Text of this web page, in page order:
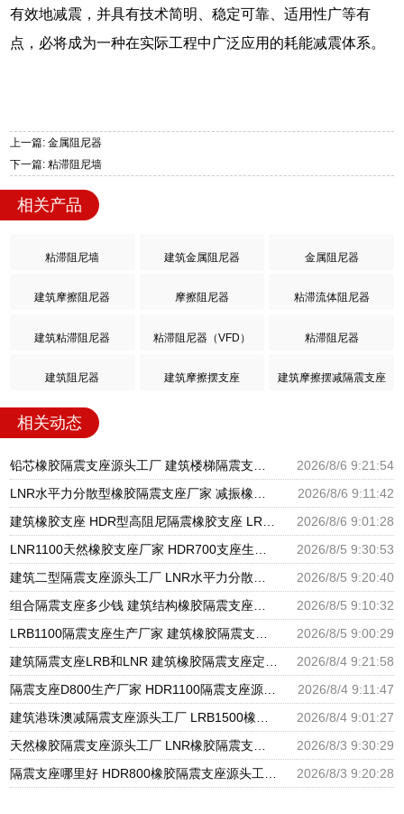
有效地减震，并具有技术简明、稳定可靠、适用性广等有
点，必将成为一种在实际工程中广泛应用的耗能减震体系。
上一篇: 金属阻尼器
下一篇: 粘滞阻尼墙
相关产品
粘滞阻尼墙 建筑金属阻尼器 金属阻尼器
建筑摩擦阻尼器 摩擦阻尼器 粘滞流体阻尼器
建筑粘滞阻尼器 粘滞阻尼器（VFD） 粘滞阻尼器
建筑阻尼器 建筑摩擦摆支座 建筑摩擦摆减隔震支座
相关动态
2026/8/6 9:21:54
2026/8/6 9:11:42
2026/8/6 9:01:28
2026/8/5 9:30:53
2026/8/5 9:20:40
2026/8/5 9:10:32
2026/8/5 9:00:29
2026/8/4 9:21:58
2026/8/4 9:11:47
2026/8/4 9:01:27
2026/8/3 9:30:29
2026/8/3 9:20:28